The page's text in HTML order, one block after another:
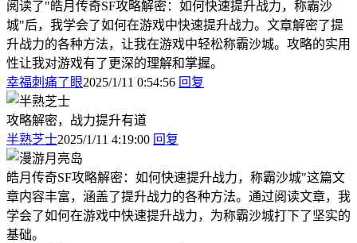
阅读了"皓月传奇SF攻略解密：如何快速提升战力，称霸沙
城"后，我学会了如何在游戏中快速提升战力。文章解密了提
升战力的各种方法，让我在游戏中轻松称霸沙城。攻略的实用
性让我对游戏有了更深的理解和掌握。
幸福刺痛了眼2025/1/11 0:54:56 回复
攻略解密，战力提升有道
半熟芝士2025/1/11 4:19:00 回复
皓月传奇SF攻略解密：如何快速提升战力，称霸沙城"这篇文
章内容丰富，涵盖了提升战力的各种方法。通过阅读文章，我
学会了如何在游戏中快速提升战力，为称霸沙城打下了坚实的
基础。